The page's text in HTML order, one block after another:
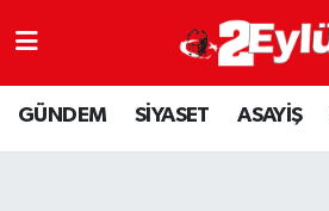
GÜNDEM SİYASET ASAYİŞ
ASAYİŞ
DÜNYA
Nöbetçi Eczaneler
Hava Durumu